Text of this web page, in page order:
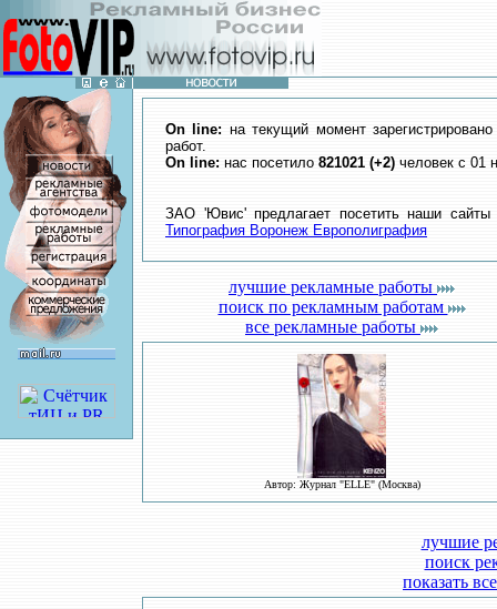
On line: на текущий момент
работ.
On line: нас посетило 821021 (+2) человек с 01
ЗАО 'Ювис' предлагает посетить наши сайты
Типография Воронеж Европолиграфия
лучшие рекламные работы
поиск по рекламным работам
все рекламные работы
Автор: Журнал "ELLE" (Москва)
лучшие
поиск
показать